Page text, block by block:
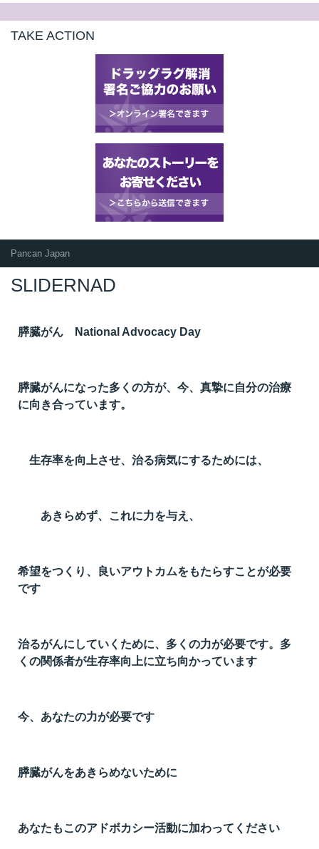
TAKE ACTION
Pancan Japan
SLIDERNAD
膵臓がん National Advocacy Day
膵臓がんになった多くの方が、今、真摯に自分の治療
に向き合っています。
生存率を向上させ、治る病気にするためには、
あきらめず、これに力を与え、
希望をつくり、良いアウトカムをもたらすことが必要
です
治るがんにしていくために、多くの力が必要です。多
くの関係者が生存率向上に立ち向かっています
今、あなたの力が必要です
膵臓がんをあきらめないために
あなたもこのアドボカシー活動に加わってください